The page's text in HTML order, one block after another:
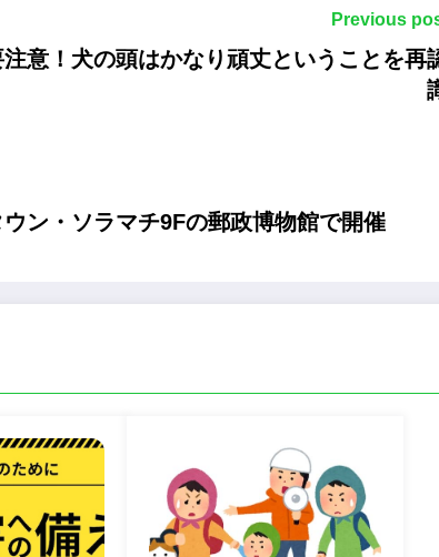
Previous
意！犬の頭はかなり頑丈ということを再
ン・ソラマチ9Fの郵政博物館で開催